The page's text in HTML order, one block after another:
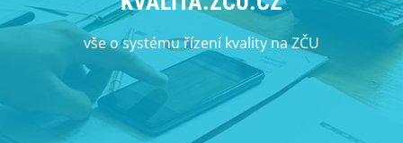
vše o systému řízení kvality na ZČU